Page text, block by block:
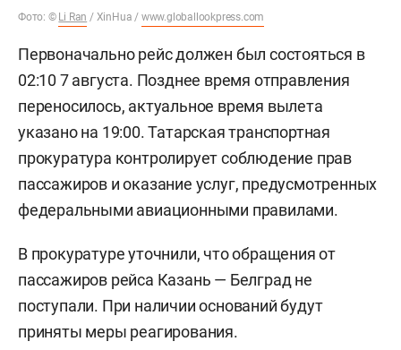
Фото: © Li Ran / XinHua / www.globallookpress.com
Первоначально рейс должен был состояться в
02:10 7 августа. Позднее время отправления
переносилось, актуальное время вылета
указано на 19:00. Татарская транспортная
прокуратура контролирует соблюдение прав
пассажиров и оказание услуг, предусмотренных
федеральными авиационными правилами.
В прокуратуре уточнили, что обращения от
пассажиров рейса Казань — Белград не
поступали. При наличии оснований будут
приняты меры реагирования.